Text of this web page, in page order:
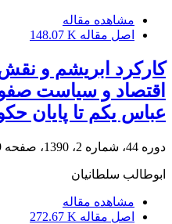
مشاهده مقاله
اصل مقاله 148.07 K
کارکرد ابریشم و نقش
اقتصاد و سیاست
عباس یکم تا پایان
دوره 44، شماره 2، 1390، صفحه
ابوطالب سلطانیان
مشاهده مقاله
اصل مقاله 272.67 K